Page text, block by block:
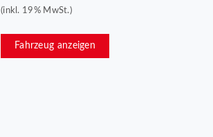
(inkl. 19% MwSt.)
Fahrzeug anzeigen